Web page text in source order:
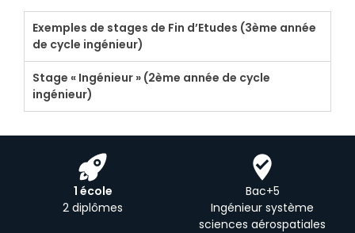
Exemples de stages de Fin d’Etudes (3ème année
de cycle ingénieur)
Stage « Ingénieur » (2ème année de cycle
ingénieur)
1 école
2 diplômes
Bac+5
Ingénieur système
sciences aérospatiales